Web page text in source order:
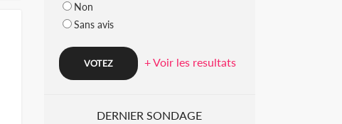
Non
Sans avis
+ Voir les resultats
DERNIER SONDAGE